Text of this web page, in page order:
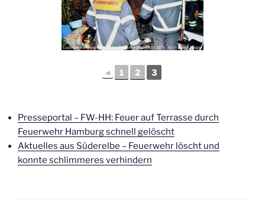
◄ 1 2 3
Presseportal – FW-HH: Feuer auf Terrasse durch
Feuerwehr Hamburg schnell gelöscht
Aktuelles aus Süderelbe – Feuerwehr löscht und
konnte schlimmeres verhindern